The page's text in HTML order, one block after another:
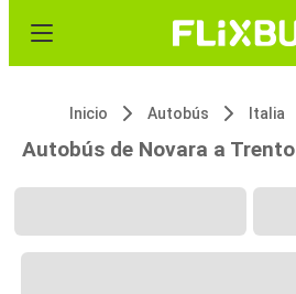
Inicio Autobús Italia
Autobús de Novara a Trento